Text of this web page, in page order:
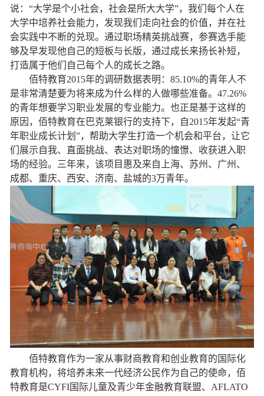
说：“大学是个小社会，社会是所大大学”，我们每个人在
大学中培养社会能力，发现我们走向社会的价值，并在社
会实践中不断的兑现。通过职场精英挑战赛，参赛选手能
够及早发现他自己的短板与长版，通过成长来扬长补短，
打造属于他们自己每个人的成长之路。
佰特教育2015年的调研数据表明：85.10%的青年人不
是非常清楚要为将来成为什么样的人做哪些准备。47.26%
的青年想要学习职业发展的专业能力。也正是基于这样的
原因，佰特教育在巴克莱银行的支持下，自2015年发起“青
年职业成长计划”，帮助大学生打造一个机会和平台，让它
们展示自我、直面挑战、表达对职场的憧憬、收获进入职
场的经验。三年来，该项目惠及来自上海、苏州、广州、
成都、重庆、西安、济南、盐城的3万青年。
佰特教育作为一家从事财商教育和创业教育的国际化
教育机构，将培养未来一代经济公民作为自己的使命，佰
特教育是CYFI国际儿童及青少年金融教育联盟、AFLATO